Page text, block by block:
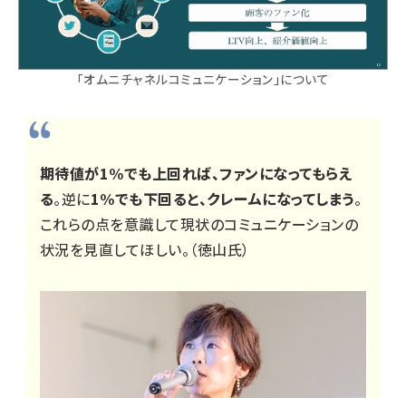
「オムニチャネルコミュニケーション」について
期待値が1%でも上回れば、ファンになってもらえ
る。逆に1%でも下回ると、クレームになってしまう。
これらの点を意識して現状のコミュニケーションの
状況を見直してほしい。（徳山氏）